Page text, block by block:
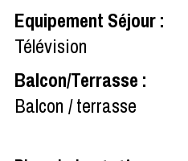
Equipement Séjour:
Télévision
Balcon/Terrasse :
Balcon / terrasse